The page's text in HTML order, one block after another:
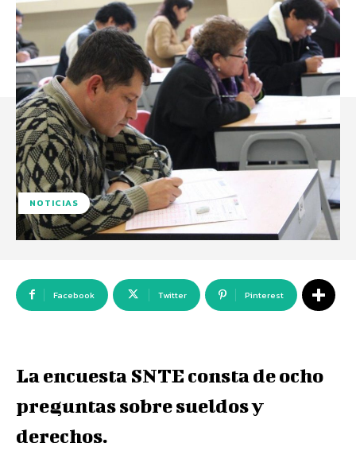
NOTICIAS
Facebook Twitter Pinterest
La encuesta SNTE consta de ocho
preguntas sobre sueldos y
derechos.